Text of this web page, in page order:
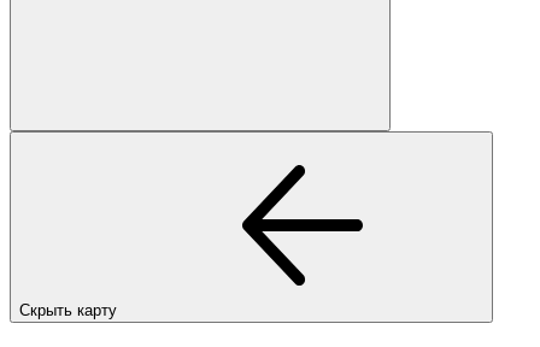
Скрыть карту